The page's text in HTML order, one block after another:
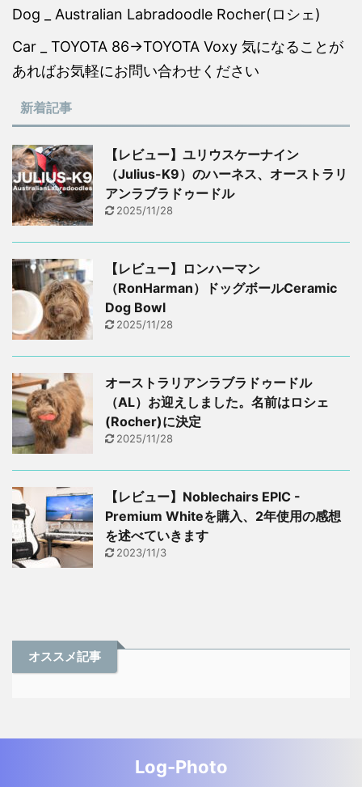
Dog _ Australian Labradoodle Rocher(ロシェ)
Car _ TOYOTA 86→TOYOTA Voxy 気になることが
あればお気軽にお問い合わせください
新着記事
【レビュー】ユリウスケーナイン
（Julius-K9）のハーネス、オーストラリ
アンラブラドゥードル
2025/11/28
【レビュー】ロンハーマン
（RonHarman）ドッグボールCeramic
Dog Bowl
2025/11/28
オーストラリアンラブラドゥードル
（AL）お迎えしました。名前はロシェ
(Rocher)に決定
2025/11/28
【レビュー】Noblechairs EPIC -
Premium Whiteを購入、2年使用の感想
を述べていきます
2023/11/3
オススメ記事
Log-Photo